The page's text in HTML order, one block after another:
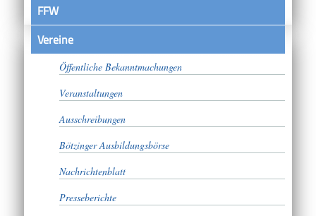
FFW
VereineSatzungen
Öffentliche Bekanntmachungen
Veranstaltungen
Ausschreibungen
Bötzinger Ausbildungsbörse
Nachrichtenblatt
Presseberichte